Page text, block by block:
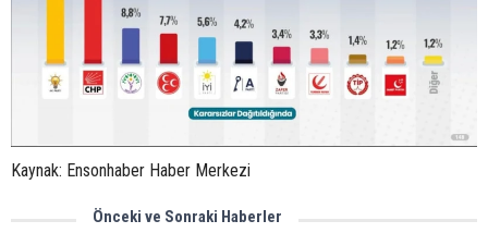
Kaynak: Ensonhaber Haber Merkezi
Önceki ve Sonraki Haberler